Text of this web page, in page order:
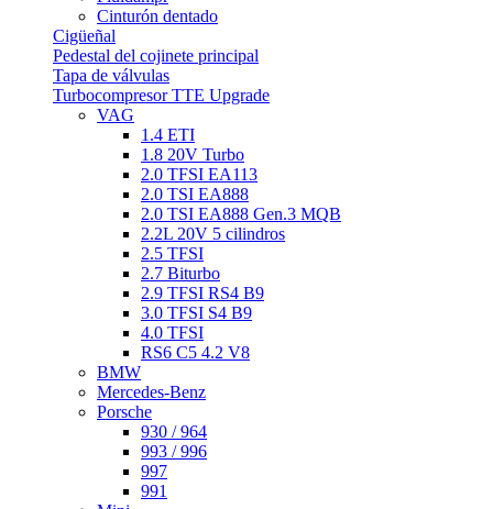
Cinturón dentado
Cigüeñal
Pedestal del cojinete principal
Tapa de válvulas
Turbocompresor TTE Upgrade
VAG
1.4 ETI
1.8 20V Turbo
2.0 TFSI EA113
2.0 TSI EA888
2.0 TSI EA888 Gen.3 MQB
2.2L 20V 5 cilindros
2.5 TFSI
2.7 Biturbo
2.9 TFSI RS4 B9
3.0 TFSI S4 B9
4.0 TFSI
RS6 C5 4.2 V8
BMW
Mercedes-Benz
Porsche
930 / 964
993 / 996
997
991